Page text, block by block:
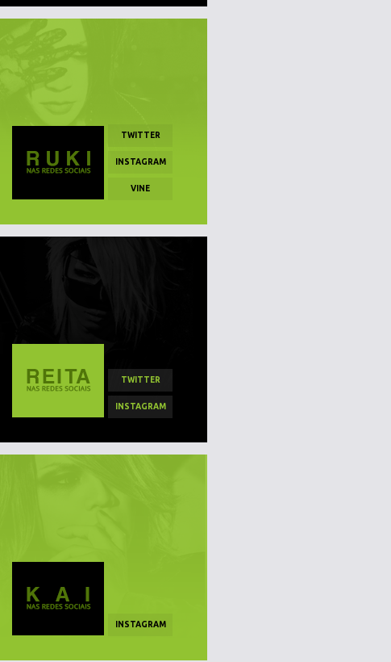
TWITTER
INSTAGRAM
VINE
TWITTER
INSTAGRAM
INSTAGRAM